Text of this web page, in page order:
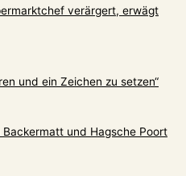
verärgert, erwägt
und ein Zeichen zu setzen“
und Hagsche Poort